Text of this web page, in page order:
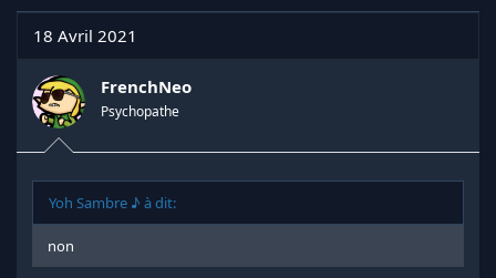
c
t
n
s
:
18 Avril 2021
FrenchNeo
Psychopathe
Yoh Sambre ♪ à dit:
non